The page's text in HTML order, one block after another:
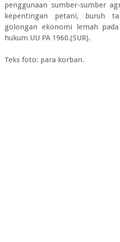
penggunaan sumber-sumber
kepentingan petani, buruh
golongan ekonomi lemah
hukum UU PA 1960.(SUR).
Teks foto: para korban.